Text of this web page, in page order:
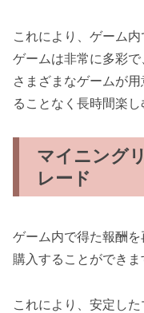
これにより、ゲーム
ゲームは非常に多彩
さまざまなゲームが
ることなく長時間楽し
マイニング
レード
ゲーム内で得た報酬
購入することができま
これにより、安定し